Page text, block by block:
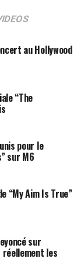
au Hollywood
“The
pour le
sur M6
“My Aim Is True”
sur
réellement les